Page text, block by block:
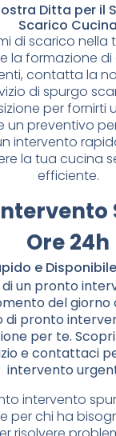
Ditta per il
Scarico Cucina
di scarico
la formazione di
contatta la
di spurgo
per fornirti
un preventivo
intervento
la tua cucina
efficiente.
Ore 24h
e
di un pronto
del giorno
di pronto
per te.
e contattaci
intervento
intervento
per chi ha